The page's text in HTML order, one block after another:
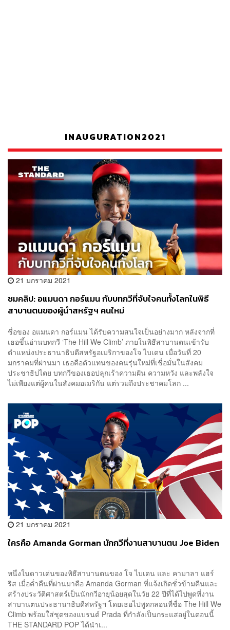
INAUGURATION2021
21 มกราคม 2021
ชมคลิป: อแมนดา กอร์แมน กับบทกวีที่จับใจคนทั้งโลกในพิธี
สาบานตนของผู้นำสหรัฐฯ คนใหม่
ชื่อของ อแมนดา กอร์แมน ได้รับความสนใจเป็นอย่างมาก หลังจากที่
เธอขึ้นอ่านบทกวี ‘The Hill We Climb’ ภายในพิธีสาบานตนเข้ารับ
ตำแหน่งประธานาธิบดีสหรัฐอเมริกาของโจ ไบเดน เมื่อวันที่ 20
มกราคมที่ผ่านมา เธอคือตัวแทนของคนรุ่นใหม่ที่เชื่อมั่นในสังคม
ประชาธิปไตย บทกวีของเธอปลุกเร้าความฝัน ความหวัง และพลังใจ
ไม่เพียงแต่ผู้คนในสังคมอเมริกัน แต่รวมถึงประชาคมโลก ...
21 มกราคม 2021
ใครคือ Amanda Gorman นักกวีที่งานสาบานตน Joe Biden
หนึ่งในดาวเด่นของพิธีสาบานตนของ โจ ไบเดน และ คามาลา แฮร์
ริส เมื่อค่ำคืนที่ผ่านมาคือ Amanda Gorman ที่แจ้งเกิดชั่วข้ามคืนและ
สร้างประวัติศาสตร์เป็นนักกวีอายุน้อยสุดในวัย 22 ปีที่ได้ไปพูดที่งาน
สาบานตนประธานาธิบดีสหรัฐฯ โดยเธอไปพูดกลอนที่ชื่อ The Hill We
Climb พร้อมใส่ชุดของแบรนด์ Prada ที่กำลังเป็นกระแสอยู่ในตอนนี้
THE STANDARD POP ได้นำเ...